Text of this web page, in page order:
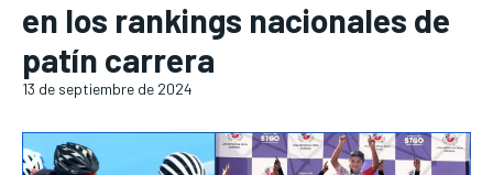
en los rankings nacionales de
patín carrera
13 de septiembre de 2024